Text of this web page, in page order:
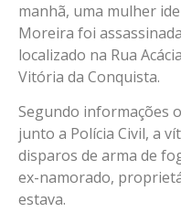
manhã, uma mulher
Moreira foi
localizado na Rua
Vitória da Conquista.
Segundo informações
junto a Polícia Civil, a
disparos de arma de
ex-namorado,
estava.